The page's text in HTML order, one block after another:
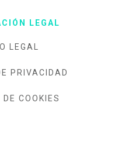
LEGAL
LEGAL
PRIVACIDAD
COOKIES